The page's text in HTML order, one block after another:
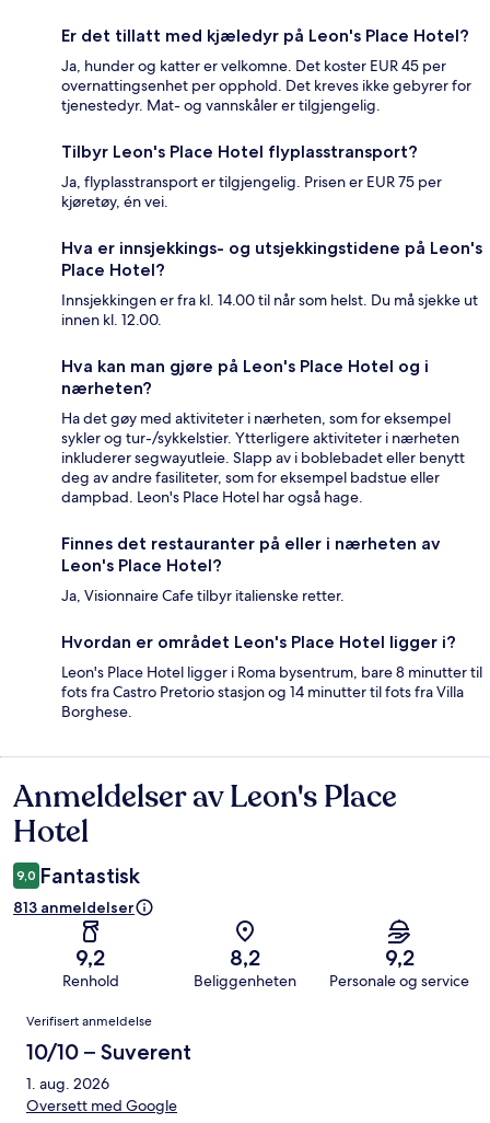
Er det tillatt med kjæledyr på Leon's Place Hotel?
Ja, hunder og katter er velkomne. Det koster EUR 45 per
overnattingsenhet per opphold. Det kreves ikke gebyrer for
tjenestedyr. Mat- og vannskåler er tilgjengelig.
Tilbyr Leon's Place Hotel flyplasstransport?
Ja, flyplasstransport er tilgjengelig. Prisen er EUR 75 per
kjøretøy, én vei.
Hva er innsjekkings- og utsjekkingstidene på Leon's
Place Hotel?
Innsjekkingen er fra kl. 14.00 til når som helst. Du må sjekke ut
innen kl. 12.00.
Hva kan man gjøre på Leon's Place Hotel og i
nærheten?
Ha det gøy med aktiviteter i nærheten, som for eksempel
sykler og tur-/sykkelstier. Ytterligere aktiviteter i nærheten
inkluderer segwayutleie. Slapp av i boblebadet eller benytt
deg av andre fasiliteter, som for eksempel badstue eller
dampbad. Leon's Place Hotel har også hage.
Finnes det restauranter på eller i nærheten av
Leon's Place Hotel?
Ja, Visionnaire Cafe tilbyr italienske retter.
Hvordan er området Leon's Place Hotel ligger i?
Leon's Place Hotel ligger i Roma bysentrum, bare 8 minutter til
fots fra Castro Pretorio stasjon og 14 minutter til fots fra Villa
Borghese.
Anmeldelser
Anmeldelser av Leon's Place
Hotel
9,0 Fantastisk
813 anmeldelser
9,2
Renhold
8,2
Beliggenheten
9,2
Personale og service
Anmeldelser
Verifisert anmeldelse
10/10 – Suverent
1. aug. 2026
Oversett med Google